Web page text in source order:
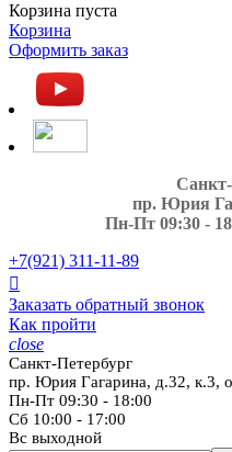
Корзина пуста
Корзина
Оформить заказ
Санкт-
пр. Юрия
Пн-Пт 09:30 -
+7(921) 311-11-89

Заказать обратный звонок
Как пройти
close
Санкт-Петербург
пр. Юрия Гагарина, д.32, к.3,
Пн-Пт 09:30 - 18:00
Сб 10:00 - 17:00
Вс выходной